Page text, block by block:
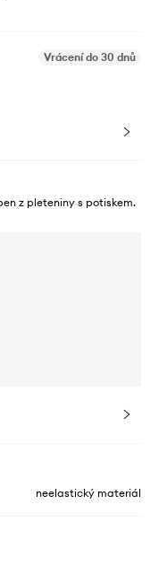
Vrácení do 30 dnů
z pleteniny s potiskem.
neelastický materiál